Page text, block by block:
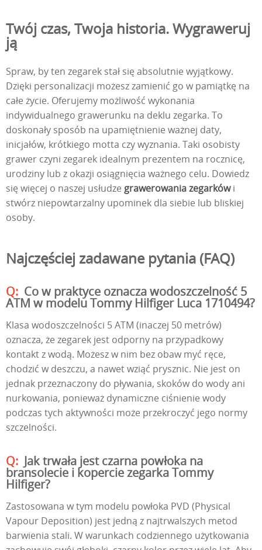
Twój czas, Twoja historia. Wygraweruj
ją
Spraw, by ten zegarek stał się absolutnie wyjątkowy.
Dzięki personalizacji możesz zamienić go w pamiątkę na
całe życie. Oferujemy możliwość wykonania
indywidualnego grawerunku na deklu zegarka. To
doskonały sposób na upamiętnienie ważnej daty,
inicjałów, krótkiego motta czy wyznania. Taki osobisty
grawer czyni zegarek idealnym prezentem na rocznicę,
urodziny lub z okazji osiągnięcia ważnego celu. Dowiedz
się więcej o naszej usłudze grawerowania zegarkówi
stwórz niepowtarzalny upominek dla siebie lub bliskiej
osoby.
Najczęściej zadawane pytania (FAQ)
Co w praktyce oznacza wodoszczelność 5
ATM w modelu Tommy Hilfiger Luca 1710494?
Klasa wodoszczelności 5 ATM (inaczej 50 metrów)
oznacza, że zegarek jest odporny na przypadkowy
kontakt z wodą. Możesz w nim bez obaw myć ręce,
chodzić w deszczu, a nawet wziąć prysznic. Nie jest on
jednak przeznaczony do pływania, skoków do wody ani
nurkowania, ponieważ dynamiczne ciśnienie wody
podczas tych aktywności może przekroczyć jego normy
szczelności.
Jak trwała jest czarna powłoka na
bransolecie i kopercie zegarka Tommy
Hilfiger?
Zastosowana w tym modelu powłoka PVD (Physical
Vapour Deposition) jest jedną z najtrwalszych metod
barwienia stali. W warunkach codziennego użytkowania